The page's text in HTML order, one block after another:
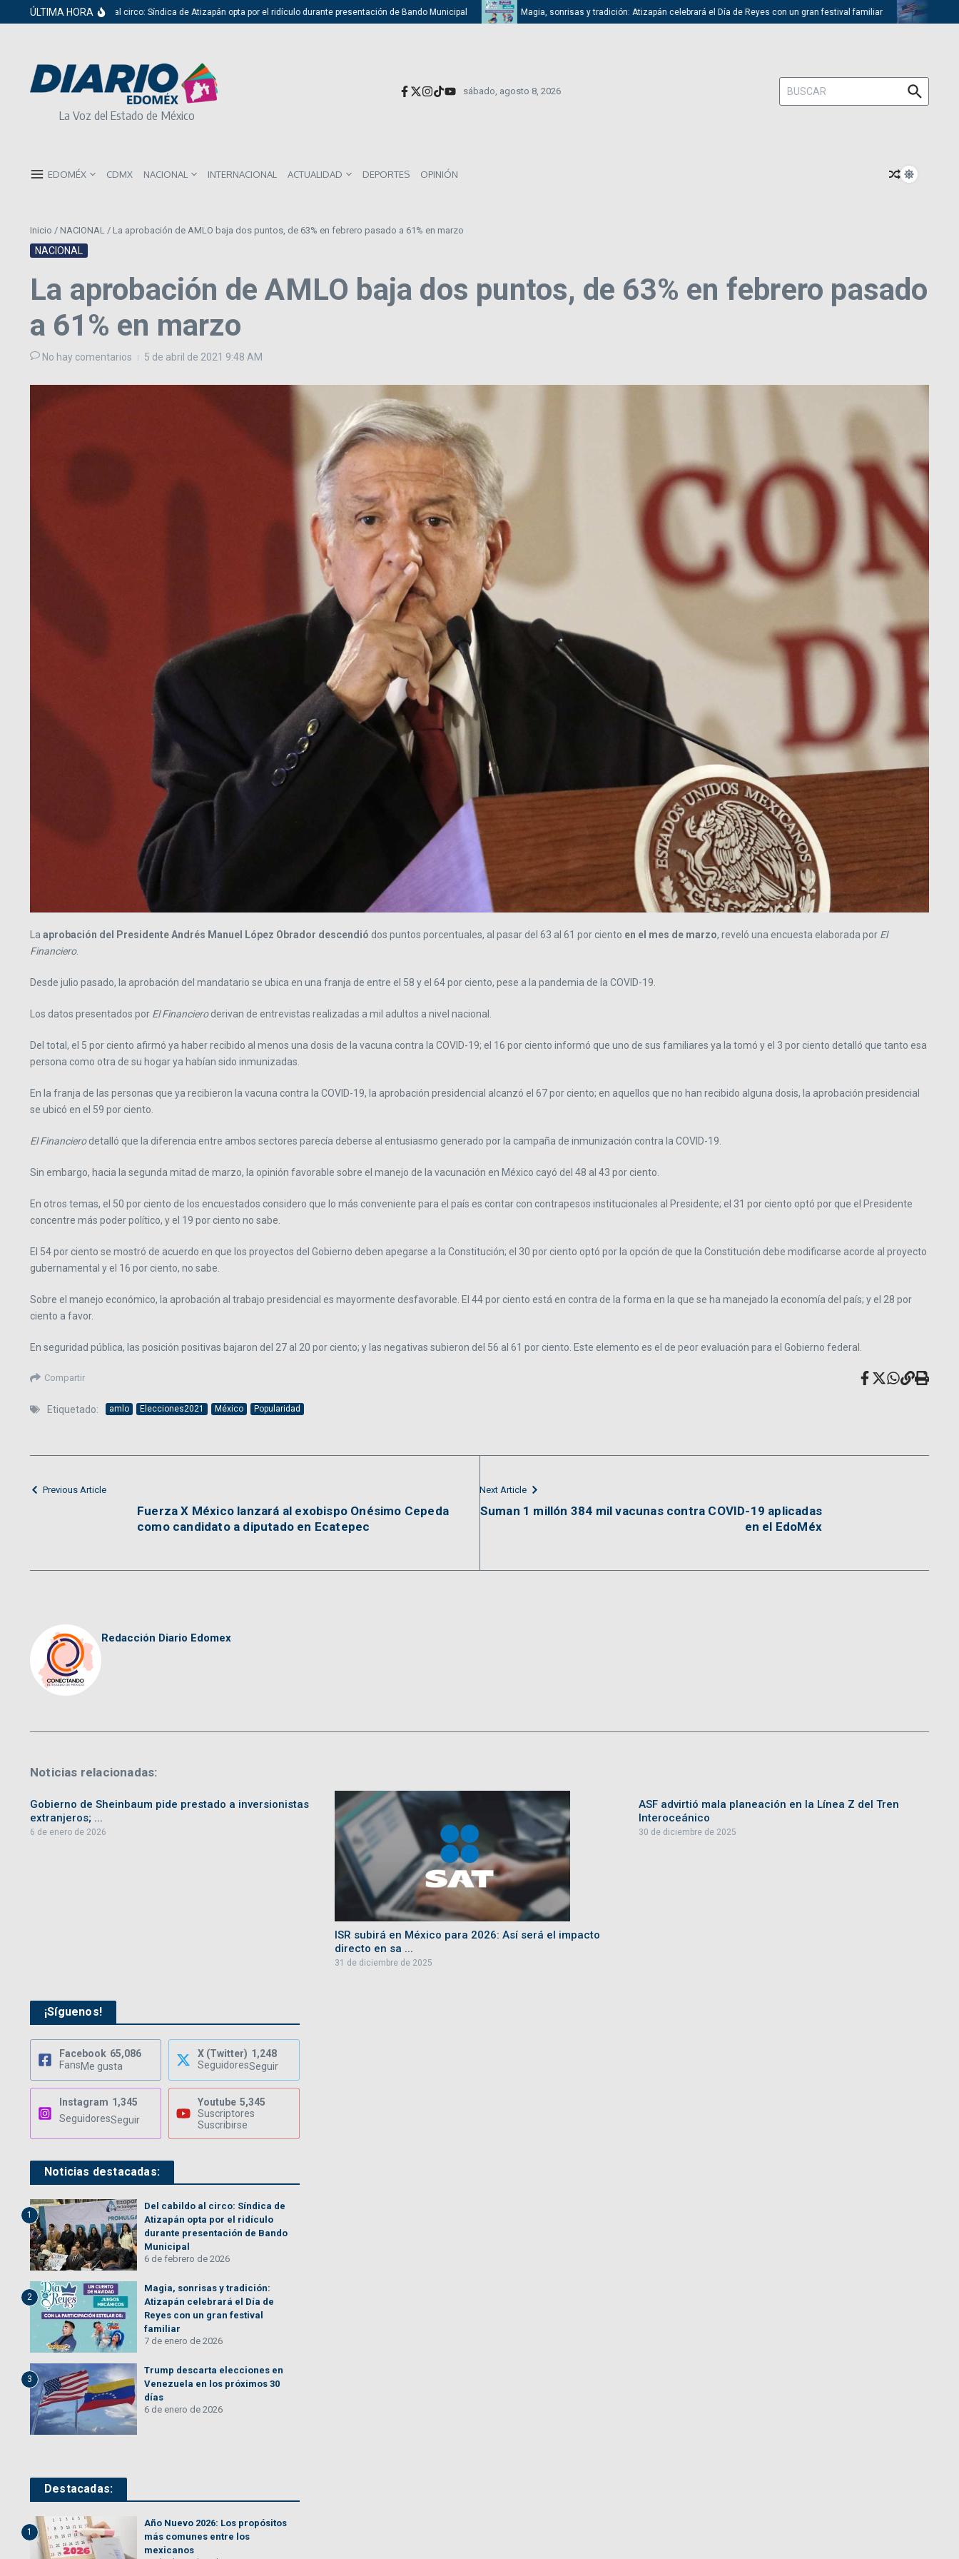
Saltar al contenido
ÚLTIMA HORA
Del cabildo al circo: Síndica de Atizapán opta por el ridículo durante presentación de Bando Municipal Magia, sonrisas y tradición: Atizapán celebrará el Día de Reyes con un gran festival familiar Trump
La Voz del Estado de México
sábado, agosto 8, 2026
Buscar:
EDOMÉX CDMX NACIONAL INTERNACIONAL ACTUALIDAD DEPORTES OPINIÓN
Inicio / NACIONAL / La aprobación de AMLO baja dos puntos, de 63% en febrero pasado a 61% en marzo
NACIONAL
La aprobación de AMLO baja dos puntos, de 63% en febrero pasado
a 61% en marzo
No hay comentarios 5 de abril de 2021 9:48 AM
La aprobación del Presidente Andrés Manuel López Obrador descendió dos puntos porcentuales, al pasar del 63 al 61 por ciento en el mes de marzo, reveló una encuesta elaborada por El
Financiero.
Desde julio pasado, la aprobación del mandatario se ubica en una franja de entre el 58 y el 64 por ciento, pese a la pandemia de la COVID-19.
Los datos presentados por El Financieroderivan de entrevistas realizadas a mil adultos a nivel nacional.
Del total, el 5 por ciento afirmó ya haber recibido al menos una dosis de la vacuna contra la COVID-19; el 16 por ciento informó que uno de sus familiares ya la tomó y el 3 por ciento detalló que tanto esa
persona como otra de su hogar ya habían sido inmunizadas.
En la franja de las personas que ya recibieron la vacuna contra la COVID-19, la aprobación presidencial alcanzó el 67 por ciento; en aquellos que no han recibido alguna dosis, la aprobación presidencial
se ubicó en el 59 por ciento.
El Financierodetalló que la diferencia entre ambos sectores parecía deberse al entusiasmo generado por la campaña de inmunización contra la COVID-19.
Sin embargo, hacia la segunda mitad de marzo, la opinión favorable sobre el manejo de la vacunación en México cayó del 48 al 43 por ciento.
En otros temas, el 50 por ciento de los encuestados considero que lo más conveniente para el país es contar con contrapesos institucionales al Presidente; el 31 por ciento optó por que el Presidente
concentre más poder político, y el 19 por ciento no sabe.
El 54 por ciento se mostró de acuerdo en que los proyectos del Gobierno deben apegarse a la Constitución; el 30 por ciento optó por la opción de que la Constitución debe modificarse acorde al proyecto
gubernamental y el 16 por ciento, no sabe.
Sobre el manejo económico, la aprobación al trabajo presidencial es mayormente desfavorable. El 44 por ciento está en contra de la forma en la que se ha manejado la economía del país; y el 28 por
ciento a favor.
En seguridad pública, las posición positivas bajaron del 27 al 20 por ciento; y las negativas subieron del 56 al 61 por ciento. Este elemento es el de peor evaluación para el Gobierno federal.
Compartir
Etiquetado: amlo Elecciones2021 México Popularidad
Previous Article
Fuerza X México lanzará al exobispo Onésimo Cepeda
como candidato a diputado en Ecatepec
Next Article
Suman 1 millón 384 mil vacunas contra COVID-19 aplicadas
en el EdoMéx
Redacción Diario Edomex
Noticias relacionadas:
Gobierno de Sheinbaum pide prestado a inversionistas
extranjeros; ...
6 de enero de 2026
ISR subirá en México para 2026: Así será el impacto
directo en sa ...
31 de diciembre de 2025
ASF advirtió mala planeación en la Línea Z del Tren
Interoceánico
30 de diciembre de 2025
¡Síguenos!
Facebook 65,086
FansMe gusta
X (Twitter) 1,248
SeguidoresSeguir
Instagram 1,345
SeguidoresSeguir
Youtube 5,345
Suscriptores
Suscribirse
Noticias destacadas:
1
Del cabildo al circo: Síndica de
Atizapán opta por el ridículo
durante presentación de Bando
Municipal
6 de febrero de 2026
2
Magia, sonrisas y tradición:
Atizapán celebrará el Día de
Reyes con un gran festival
familiar
7 de enero de 2026
3
Trump descarta elecciones en
Venezuela en los próximos 30
días
6 de enero de 2026
Destacadas:
1
Año Nuevo 2026: Los propósitos
más comunes entre los
mexicanos